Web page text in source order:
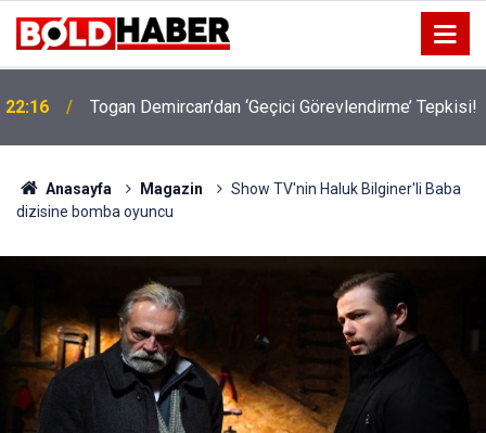
19:32 Sıcak Havalarda Ödem Şikayetini Hafife Almayın!
Anasayfa Magazin
Show TV'nin Haluk Bilginer'li Baba
dizisine bomba oyuncu